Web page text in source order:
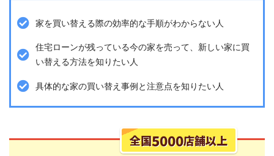
家を買い替える際の効率的な手順がわからない人
住宅ローンが残っている今の家を売って、新しい家に買
い替える方法を知りたい人
具体的な家の買い替え事例と注意点を知りたい人